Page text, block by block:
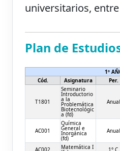
universitarios,
Plan de
1º
Cód.
Asignatura Per.
T1801
Seminario
Introductorio
a la
Problemática
Biotecnológic
a (fd)
Anual
AC001
Química
General e
Inorgánica
(fd)
Anual
AC002 Matemática I 1° C.